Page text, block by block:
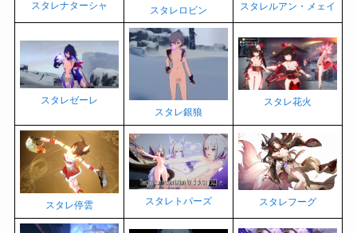
スタレナターシャ スタレロビン スタレルアン・メェイ
スタレゼーレ
スタレ銀狼
スタレ花火
スタレ停雲 スタレトパーズ スタレフーグ